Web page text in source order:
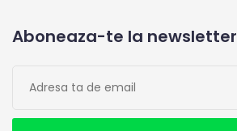
Aboneaza-te la newsletter